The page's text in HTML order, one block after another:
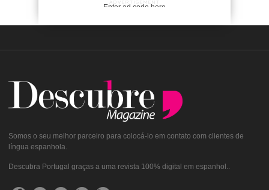
ADVERTISEMENT
Enter ad code here
Somos o seu melhor parceiro para colocá-lo em contato com clientes de
língua espanhola.
Descubra Portugal graças a uma revista 100% digital em espanhol..